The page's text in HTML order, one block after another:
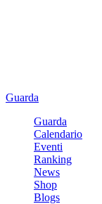
Guarda
Guarda
Calendario
Eventi
Ranking
News
Shop
Blogs